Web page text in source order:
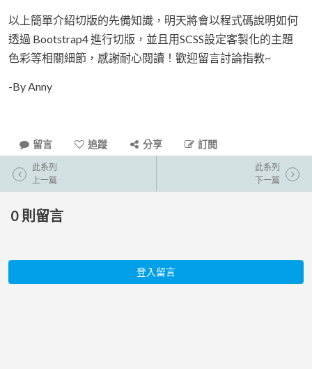
以上簡單介紹切版的先備知識，明天將會以程式碼說明如何
透過 Bootstrap4 進行切版，並且用SCSS設定客製化的主題
色彩等相關細節，感謝耐心閱讀！歡迎留言討論指教~
-By Anny
留言 追蹤 分享 訂閱
此系列
上一篇
此系列
下一篇
0 則留言
登入留言